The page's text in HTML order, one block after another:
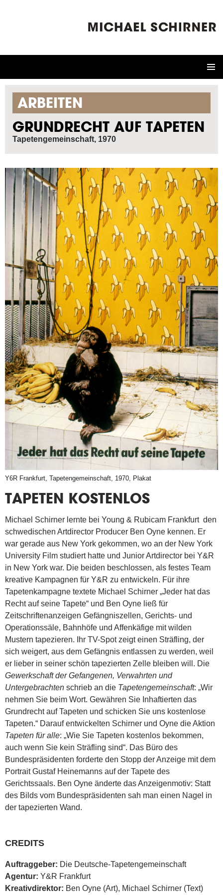
SPRINGEN
ARBEITEN
GRUNDRECHT AUF TAPETEN
Tapetengemeinschaft, 1970
Y6R Frankfurt, Tapetengemeinschaft, 1970, Plakat
TAPETEN KOSTENLOS
Michael Schirner lernte bei Young & Rubicam Frankfurt den
schwedischen Artdirector Producer Ben Oyne kennen. Er
war gerade aus New York gekommen, wo an der New York
University Film studiert hatte und Junior Artdirector bei Y&R
in New York war. Die beiden beschlossen, als festes Team
kreative Kampagnen für Y&R zu entwickeln. Für ihre
Tapetenkampagne textete Michael Schirner „Jeder hat das
Recht auf seine Tapete“ und Ben Oyne ließ für
Zeitschriftenanzeigen Gefängniszellen, Gerichts- und
Operationssäle, Bahnhöfe und Affenkäfige mit wilden
Mustern tapezieren. Ihr TV-Spot zeigt einen Sträfling, der
sich weigert, aus dem Gefängnis entlassen zu werden, weil
er lieber in seiner schön tapezierten Zelle bleiben will. Die
Gewerkschaft der Gefangenen, Verwahrten und
Untergebrachten schrieb an die Tapetengemeinschaft: „Wir
nehmen Sie beim Wort. Gewähren Sie Inhaftierten das
Grundrecht auf Tapeten und schicken Sie uns kostenlose
Tapeten.“ Darauf entwickelten Schirner und Oyne die Aktion
Tapeten für alle: „Wie Sie Tapeten kostenlos bekommen,
auch wenn Sie kein Sträfling sind“. Das Büro des
Bundespräsidenten forderte den Stopp der Anzeige mit dem
Portrait Gustaf Heinemanns auf der Tapete des
Gerichtssaals. Ben Oyne änderte das Anzeigenmotiv: Statt
des Bilds vom Bundespräsidenten sah man einen Nagel in
der tapezierten Wand.
CREDITS
Auftraggeber: Die Deutsche-Tapetengemeinschaft
Agentur: Y&R Frankfurt
Kreativdirektor: Ben Oyne (Art), Michael Schirner (Text)